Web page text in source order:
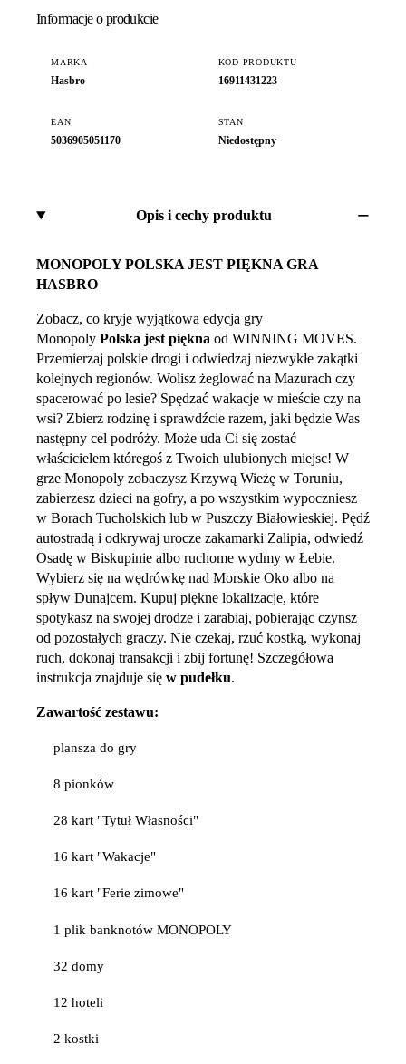
Informacje o produkcie
MARKA
Hasbro
KOD PRODUKTU
16911431223
EAN
5036905051170
STAN
Niedostępny
Opis i cechy produktu
MONOPOLY POLSKA JEST PIĘKNA GRA
HASBRO
Zobacz, co kryje wyjątkowa edycja gry
Monopoly Polska jest piękna od WINNING MOVES.
Przemierzaj polskie drogi i odwiedzaj niezwykłe zakątki
kolejnych regionów. Wolisz żeglować na Mazurach czy
spacerować po lesie? Spędzać wakacje w mieście czy na
wsi? Zbierz rodzinę i sprawdźcie razem, jaki będzie Was
następny cel podróży. Może uda Ci się zostać
właścicielem któregoś z Twoich ulubionych miejsc! W
grze Monopoly zobaczysz Krzywą Wieżę w Toruniu,
zabierzesz dzieci na gofry, a po wszystkim wypoczniesz
w Borach Tucholskich lub w Puszczy Białowieskiej. Pędź
autostradą i odkrywaj urocze zakamarki Zalipia, odwiedź
Osadę w Biskupinie albo ruchome wydmy w Łebie.
Wybierz się na wędrówkę nad Morskie Oko albo na
spływ Dunajcem. Kupuj piękne lokalizacje, które
spotykasz na swojej drodze i zarabiaj, pobierając czynsz
od pozostałych graczy. Nie czekaj, rzuć kostką, wykonaj
ruch, dokonaj transakcji i zbij fortunę! Szczegółowa
instrukcja znajduje się w pudełku.
Zawartość zestawu:
plansza do gry
8 pionków
28 kart "Tytuł Własności"
16 kart "Wakacje"
16 kart "Ferie zimowe"
1 plik banknotów MONOPOLY
32 domy
12 hoteli
2 kostki